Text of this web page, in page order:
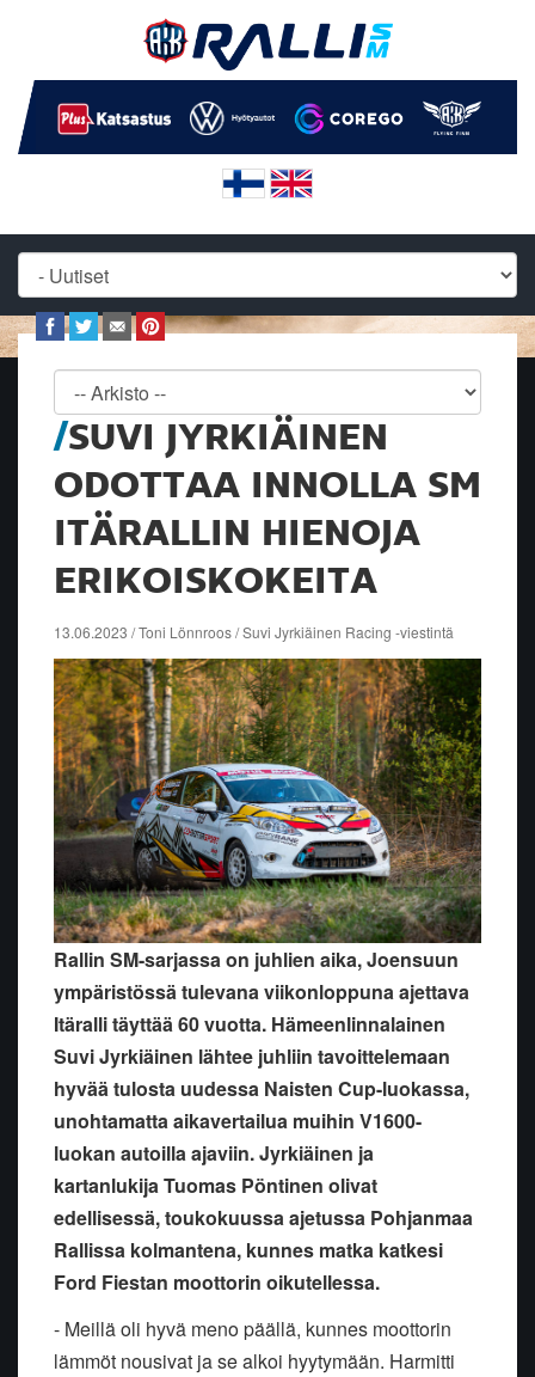
SUVI JYRKIÄINEN
ODOTTAA INNOLLA SM
ITÄRALLIN HIENOJA
ERIKOISKOKEITA
13.06.2023 / Toni Lönnroos / Suvi Jyrkiäinen Racing -viestintä
Rallin SM-sarjassa on juhlien aika, Joensuun
ympäristössä tulevana viikonloppuna ajettava
Itäralli täyttää 60 vuotta. Hämeenlinnalainen
Suvi Jyrkiäinen lähtee juhliin tavoittelemaan
hyvää tulosta uudessa Naisten Cup-luokassa,
unohtamatta aikavertailua muihin V1600-
luokan autoilla ajaviin. Jyrkiäinen ja
kartanlukija Tuomas Pöntinen olivat
edellisessä, toukokuussa ajetussa Pohjanmaa
Rallissa kolmantena, kunnes matka katkesi
Ford Fiestan moottorin oikutellessa.
- Meillä oli hyvä meno päällä, kunnes moottorin
lämmöt nousivat ja se alkoi hyytymään. Harmitti